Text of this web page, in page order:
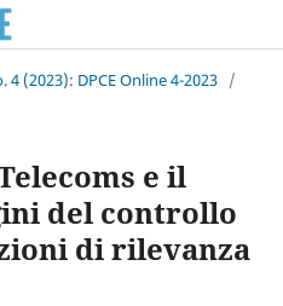
4 (2023): DPCE Online 4-2023 /
e il
del controllo
di rilevanza